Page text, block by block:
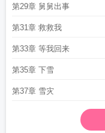
第29章 舅舅出事
第31章 救救我
第33章 等我回来
第35章 下雪
第37章 雪灾